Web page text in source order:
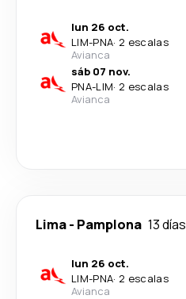
lun 26 oct.
LIM-PNA· 2 escalas
Avianca
sáb 07 nov.
PNA-LIM· 2 escalas
Avianca
Lima- Pamplona 13 días
lun 26 oct.
LIM-PNA· 2 escalas
Avianca